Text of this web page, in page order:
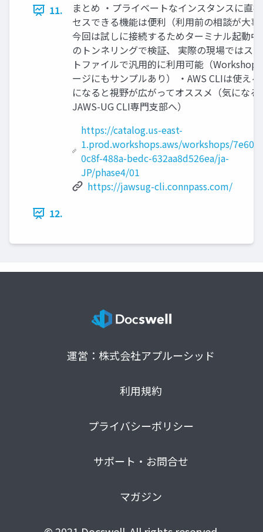
11.
まとめ ・プライベートなインスタンスに直
セスできる機能は便利（利用前の相談が大事
今回は試しに接続するためターミナル起動中
のトンネリングで検証、 実際の現場ではス
トファイルで汎用的に利用可能（Workshop
ージにもサンプルあり） ・AWS CLIは使え
になると視野が広がってオススメ（気になる
JAWS-UG CLI専門支部へ）
https://catalog.us-east-
1.prod.workshops.aws/workshops/
0c8f-488a-bedc-632aa8d526ea/ja-
JP/phase4/01
https://jawsug-cli.connpass.com/
12.
運営：株式会社アプルーシッド
利用規約
プライバシーポリシー
サポート・お問合せ
マガジン